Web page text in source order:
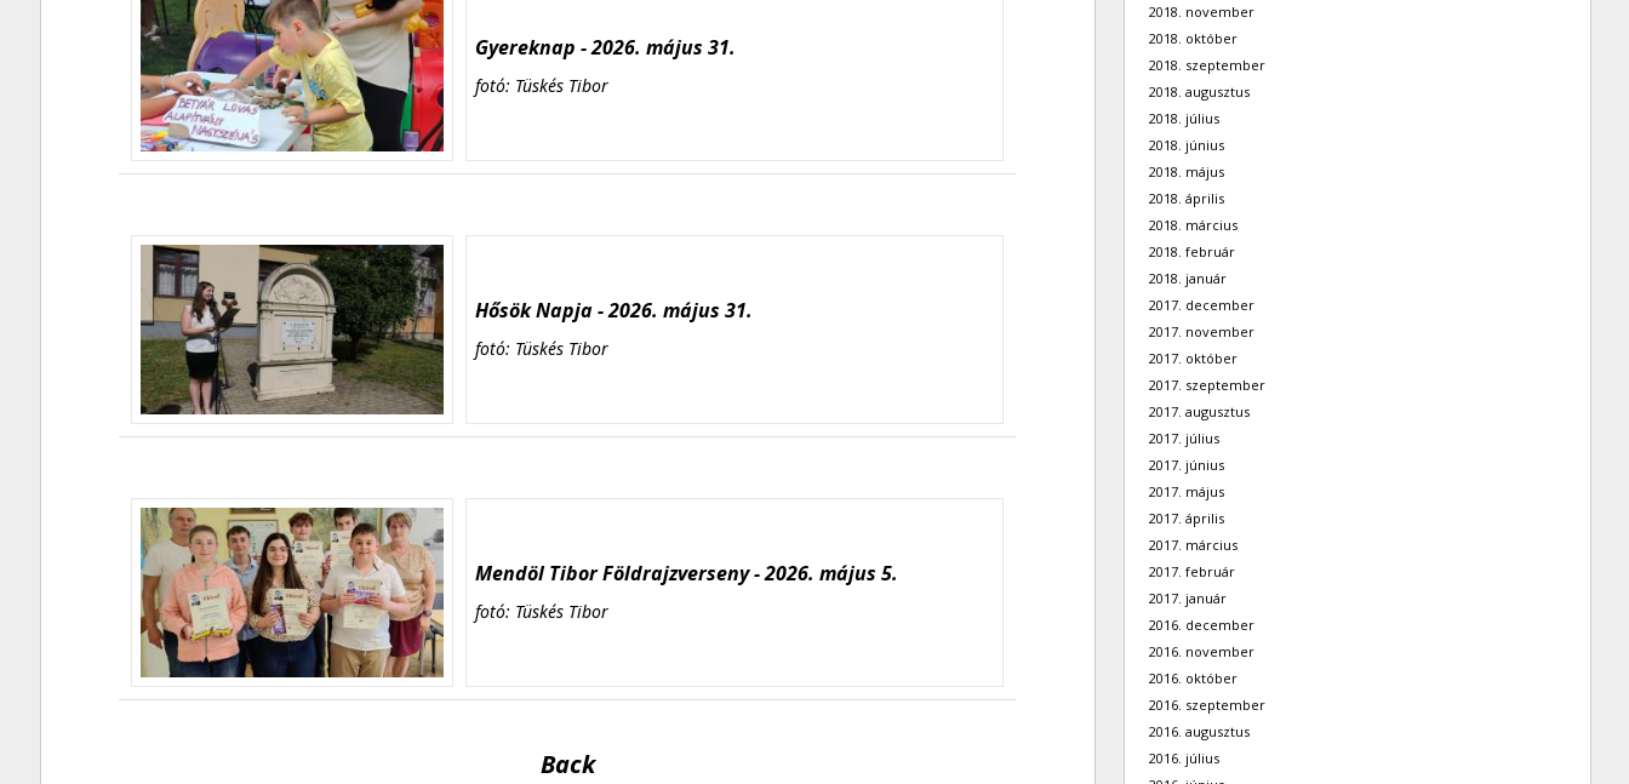
Gyereknap - 2026. május 31.
fotó: Tüskés Tibor
Hősök Napja - 2026. május 31.
fotó: Tüskés Tibor
Mendöl Tibor Földrajzverseny - 2026. május 5.
fotó: Tüskés Tibor
Back
2018. november
2018. október
2018. szeptember
2018. augusztus
2018. július
2018. június
2018. május
2018. április
2018. március
2018. február
2018. január
2017. december
2017. november
2017. október
2017. szeptember
2017. augusztus
2017. július
2017. június
2017. május
2017. április
2017. március
2017. február
2017. január
2016. december
2016. november
2016. október
2016. szeptember
2016. augusztus
2016. július